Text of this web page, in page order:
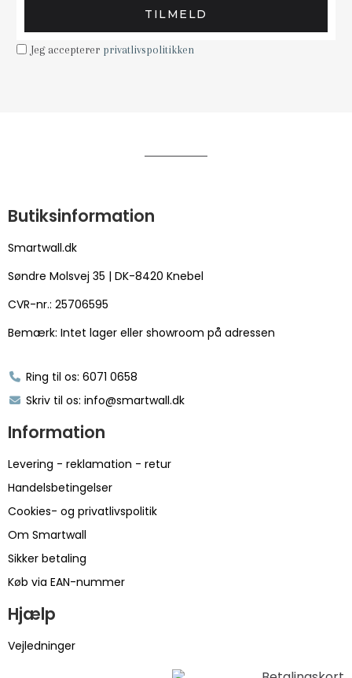
TILMELD
Jeg accepterer privatlivspolitikken
Butiksinformation
Smartwall.dk
Søndre Molsvej 35 | DK-8420 Knebel
CVR-nr.: 25706595
Bemærk: Intet lager eller showroom på adressen
Ring til os: 6071 0658
Skriv til os: info@smartwall.dk
Information
Levering - reklamation - retur
Handelsbetingelser
Cookies- og privatlivspolitik
Om Smartwall
Sikker betaling
Køb via EAN-nummer
Hjælp
Vejledninger